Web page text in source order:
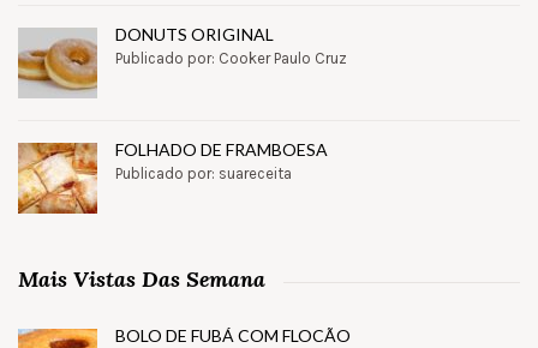
DONUTS ORIGINAL
Publicado por: Cooker Paulo Cruz
FOLHADO DE FRAMBOESA
Publicado por: suareceita
Mais Vistas Das Semana
BOLO DE FUBÁ COM FLOCÃO